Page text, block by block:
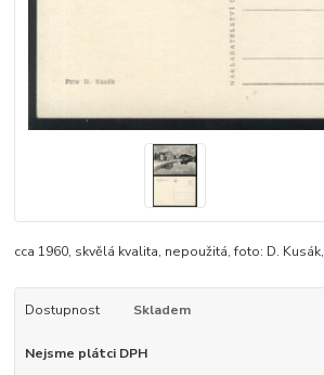
cca 1960, skvělá kvalita, nepoužitá, foto: D. Kusák,
Dostupnost Skladem
Nejsme plátci DPH